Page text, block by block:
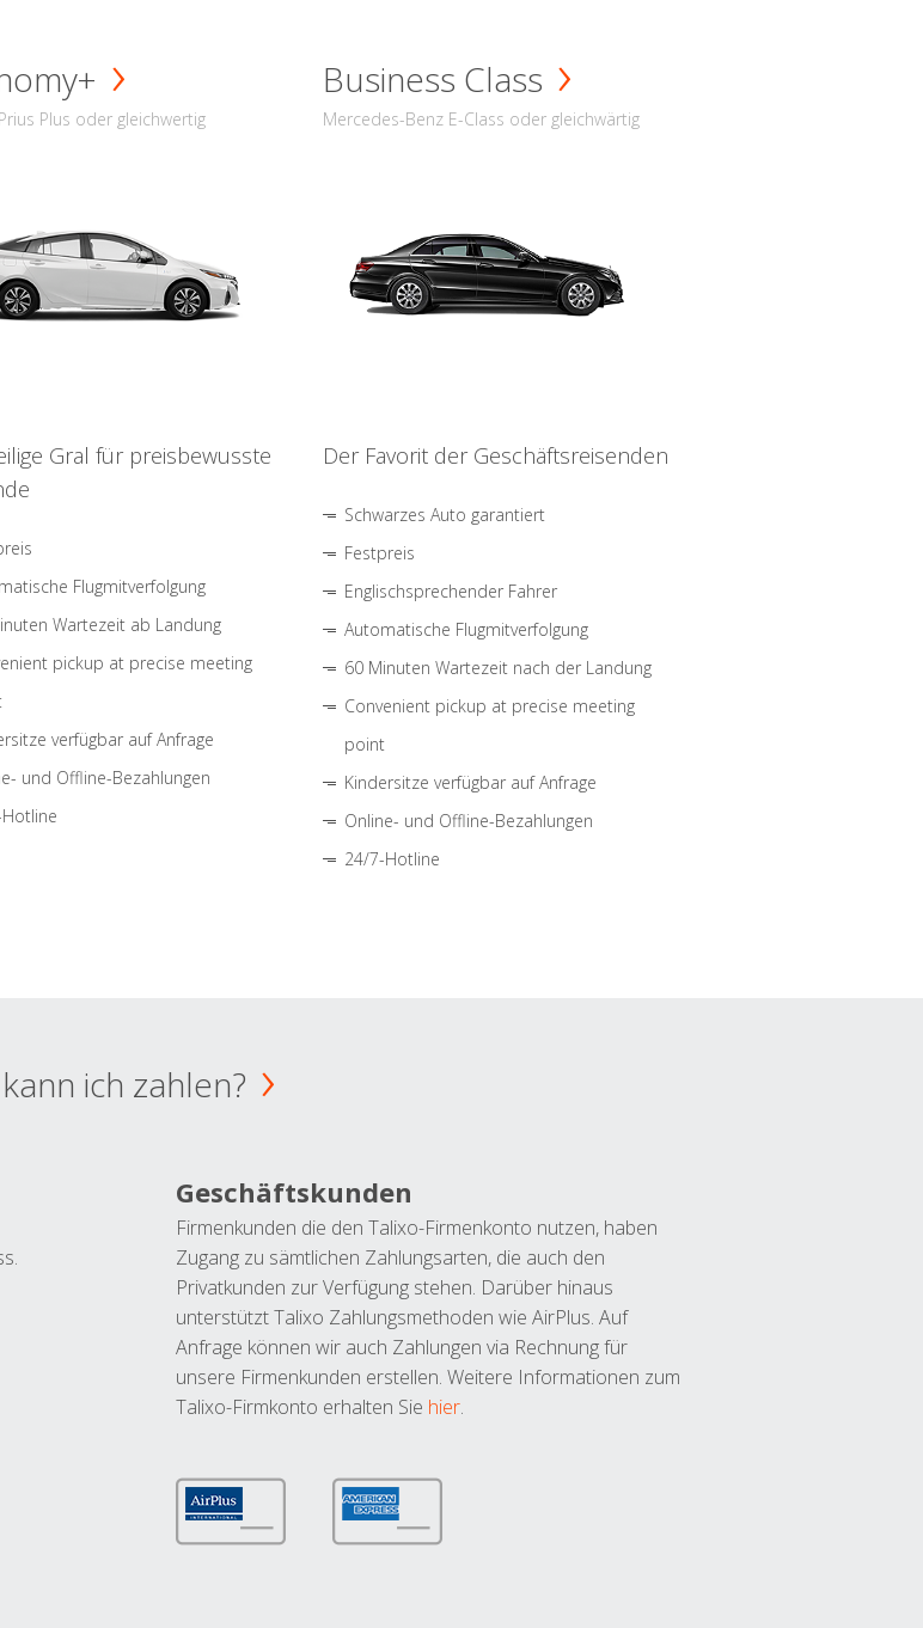
Plus oder gleichwertig
Gral für preisbewusste
Flugmitverfolgung
Wartezeit ab Landung
pickup at precise meeting
verfügbar auf Anfrage
und Offline-Bezahlungen
Business Class
Mercedes-Benz E-Class oder gleichwärtig
Der Favorit der Geschäftsreisenden
Schwarzes Auto garantiert
Festpreis
Englischsprechender Fahrer
Automatische Flugmitverfolgung
60 Minuten Wartezeit nach der Landung
Convenient pickup at precise meeting
point
Kindersitze verfügbar auf Anfrage
Online- und Offline-Bezahlungen
24/7-Hotline
ich zahlen?
Geschäftskunden
Firmenkunden die den Talixo-Firmenkonto nutzen, haben
Zugang zu sämtlichen Zahlungsarten, die auch den
Privatkunden zur Verfügung stehen. Darüber hinaus
unterstützt Talixo Zahlungsmethoden wie AirPlus. Auf
Anfrage können wir auch Zahlungen via Rechnung für
unsere Firmenkunden erstellen. Weitere Informationen zum
Talixo-Firmkonto erhalten Sie hier.